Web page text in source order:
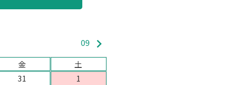
09 keyboard_arrow_right
金
土
31 1